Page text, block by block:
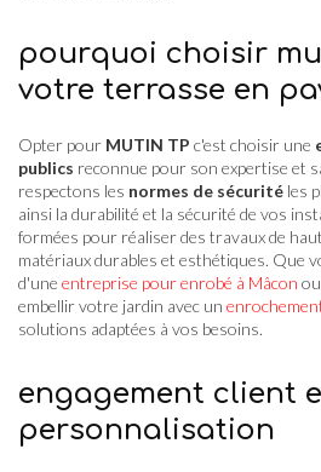
pourquoi choisir
votre terrasse en
Opter pour MUTIN TP c'est choisir une
publics reconnue pour son expertise et
respectons les normes de sécurité les
ainsi la durabilité et la sécurité de vos
formées pour réaliser des travaux de
matériaux durables et esthétiques. Que
d'une entreprise pour enrobé à Mâcon
embellir votre jardin avec un
solutions adaptées à vos besoins.
engagement client
personnalisation